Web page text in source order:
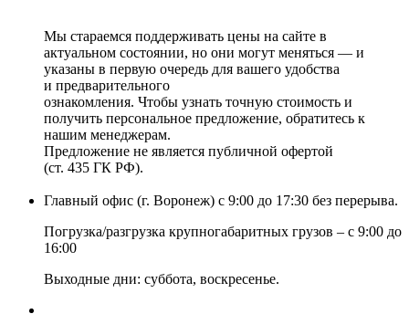
Мы стараемся поддерживать цены на сайте в
актуальном состоянии, но они могут меняться — и
указаны в первую очередь для вашего удобства
и предварительного
ознакомления. Чтобы узнать точную стоимость и
получить персональное предложение, обратитесь к
нашим менеджерам.
Предложение не является публичной офертой
(ст. 435 ГК РФ).
Главный офис (г. Воронеж) с 9:00 до 17:30 без перерыва.
Погрузка/разгрузка крупногабаритных грузов – с 9:00 до
16:00
Выходные дни: суббота, воскресенье.